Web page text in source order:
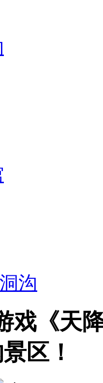
沟
戏《天
区！